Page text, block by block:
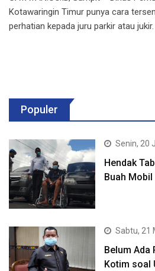
Kotawaringin Timur punya cara
perhatian kepada juru parkir atau
Populer
Senin, 20
Hendak
Buah
Sabtu, 21
Belum Ada
Kotim soal